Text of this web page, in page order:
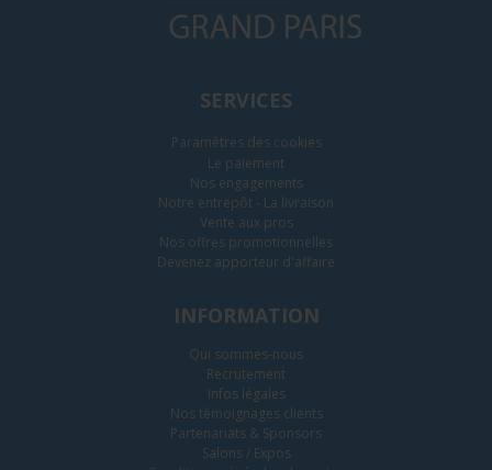
SERVICES
Paramètres des cookies
Le paiement
Nos engagements
Notre entrepôt - La livraison
Vente aux pros
Nos offres promotionnelles
Devenez apporteur d'affaire
INFORMATION
Qui sommes-nous
Recrutement
Infos légales
Nos témoignages clients
Partenariats & Sponsors
Salons / Expos